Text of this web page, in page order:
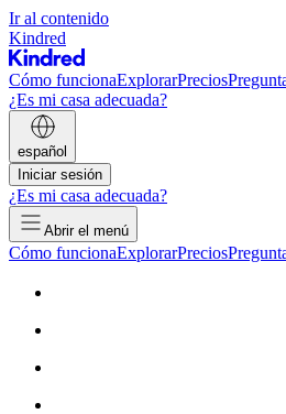
Ir al contenido
Kindred
Cómo funcionaExplorarPrecios
¿Es mi casa adecuada?
español
Iniciar sesión
¿Es mi casa adecuada?
Abrir el menú
Cómo funcionaExplorarPrecios